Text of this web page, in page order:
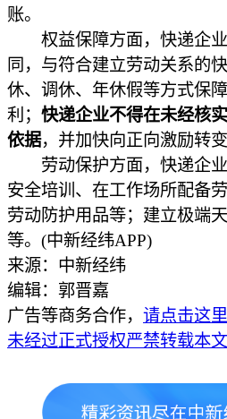
账。
权益保障方面，快递企业
同，与符合建立劳动关系的
休、调休、年休假等方式保
利； 快递企业不得在未经核
依据，并加快向正向激励转变
劳动保护方面，快递企业
安全培训、在工作场所配备
劳动防护用品等；建立极端
等。(中新经纬APP)
来源：中新经纬
编辑：郭晋嘉
广告等商务合作， 请点击这里
未经过正式授权严禁转载本